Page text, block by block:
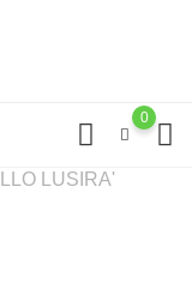
0